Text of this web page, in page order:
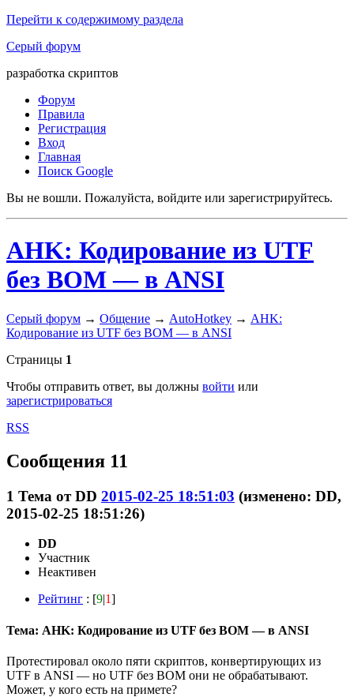
Перейти к содержимому раздела
Серый форум
разработка скриптов
Форум
Правила
Регистрация
Вход
Главная
Поиск Google
Вы не вошли. Пожалуйста, войдите или зарегистрируйтесь.
AHK: Кодирование из UTF
без BOM — в ANSI
Серый форум → Общение → AutoHotkey → AHK:
Кодирование из UTF без BOM — в ANSI
Страницы 1
Чтобы отправить ответ, вы должны войти или
зарегистрироваться
RSS
Сообщения 11
1 Тема отDD 2015-02-25 18:51:03 (изменено: DD,
2015-02-25 18:51:26)
DD
Участник
Неактивен
Рейтинг : [9|1]
Тема: AHK: Кодирование из UTF без BOM — в ANSI
Протестировал около пяти скриптов, конвертирующих из
UTF в ANSI — но UTF без BOM они не обрабатывают.
Может, у кого есть на примете?